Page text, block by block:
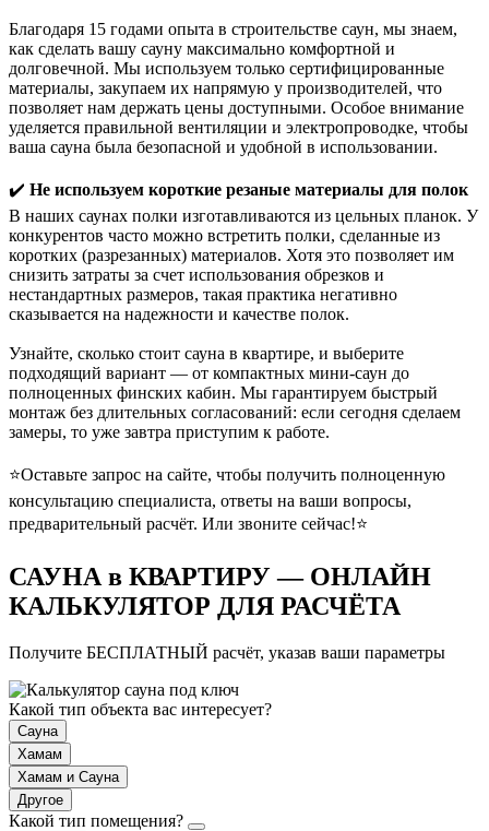
Благодаря 15 годами опыта в строительстве саун, мы знаем,
как сделать вашу сауну максимально комфортной и
долговечной. Мы используем только сертифицированные
материалы, закупаем их напрямую у производителей, что
позволяет нам держать цены доступными. Особое внимание
уделяется правильной вентиляции и электропроводке, чтобы
ваша сауна была безопасной и удобной в использовании.
✔️ Не используем короткие резаные материалы для полок
В наших саунах полки изготавливаются из цельных планок. У
конкурентов часто можно встретить полки, сделанные из
коротких (разрезанных) материалов. Хотя это позволяет им
снизить затраты за счет использования обрезков и
нестандартных размеров, такая практика негативно
сказывается на надежности и качестве полок.
Узнайте, сколько стоит сауна в квартире, и выберите
подходящий вариант — от компактных мини-саун до
полноценных финских кабин. Мы гарантируем быстрый
монтаж без длительных согласований: если сегодня сделаем
замеры, то уже завтра приступим к работе.
⭐Оставьте запрос на сайте, чтобы получить полноценную
консультацию специалиста, ответы на ваши вопросы,
предварительный расчёт. Или звоните сейчас!⭐
САУНА в КВАРТИРУ — ОНЛАЙН
КАЛЬКУЛЯТОР ДЛЯ РАСЧЁТА
Получите БЕСПЛАТНЫЙ расчёт, указав ваши параметры
Какой тип объекта вас интересует?
Сауна
Хамам
Хамам и Сауна
Другое
Какой тип помещения?